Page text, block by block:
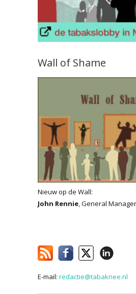
Wall of Shame
Nieuw op de Wall:
John Rennie, General
E-mail: redactie@tabaknee.nl